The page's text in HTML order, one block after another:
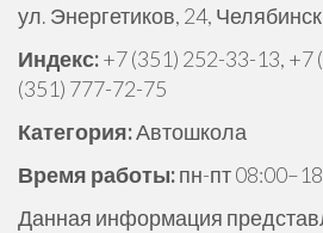
ул. Энергетиков, 24,
Индекс:+7 (351) 252-33-13, +7
(351) 777-72-75
Категория:Автошкола
Время работы:пн-пт
Данная информация